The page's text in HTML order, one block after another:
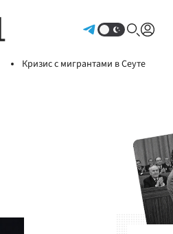
Кризис с мигрантами в Сеуте